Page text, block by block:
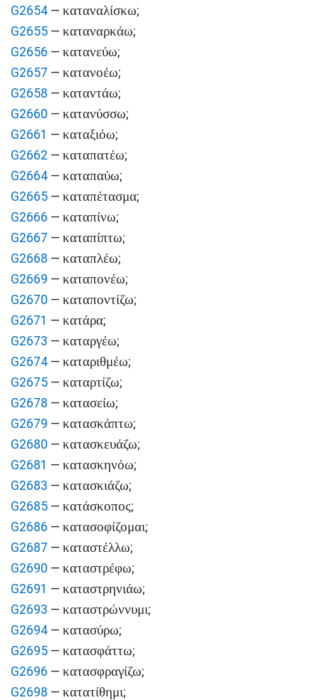
G2654 — καταναλίσκω;
G2655 — καταναρκάω;
G2656 — κατανεύω;
G2657 — κατανοέω;
G2658 — καταντάω;
G2660 — κατανύσσω;
G2661 — καταξιόω;
G2662 — καταπατέω;
G2664 — καταπαύω;
G2665 — καταπέτασμα;
G2666 — καταπίνω;
G2667 — καταπίπτω;
G2668 — καταπλέω;
G2669 — καταπονέω;
G2670 — καταποντίζω;
G2671 — κατάρα;
G2673 — καταργέω;
G2674 — καταριθμέω;
G2675 — καταρτίζω;
G2678 — κατασείω;
G2679 — κατασκάπτω;
G2680 — κατασκευάζω;
G2681 — κατασκηνόω;
G2683 — κατασκιάζω;
G2685 — κατάσκοπος;
G2686 — κατασοφίζομαι;
G2687 — καταστέλλω;
G2690 — καταστρέφω;
G2691 — καταστρηνιάω;
G2693 — καταστρώννυμι;
G2694 — κατασύρω;
G2695 — κατασφάττω;
G2696 — κατασφραγίζω;
G2698 — κατατίθημι;